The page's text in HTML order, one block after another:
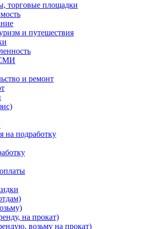
торговые площадки
и путешествия
и ремонт
на подработку
на прокат)
возьму на прокат)